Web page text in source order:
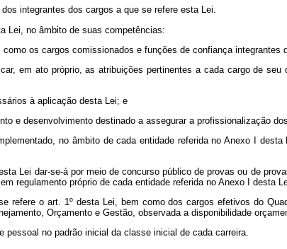
integrantes dos cargos a que se refere esta Lei.
Lei, no âmbito de suas competências:
os cargos comissionados e funções de confiança integrantes
em ato próprio, as atribuições pertinentes a cada cargo de
à aplicação desta Lei; e
e desenvolvimento destinado a assegurar a profissionalização
no âmbito de cada entidade referida no Anexo I
Lei dar-se-á por meio de concurso público de provas ou de
regulamento próprio de cada entidade referida no Anexo I desta
refere o art. 1º desta Lei, bem como dos cargos efetivos do
Orçamento e Gestão, observada a disponibilidade
pessoal no padrão inicial da classe inicial de cada carreira.